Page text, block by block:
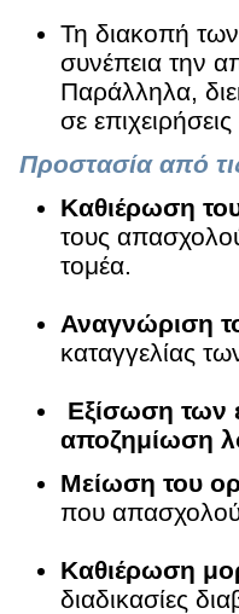
Τη διακοπή
συνέπεια την
Παράλληλα,
σε
Προστασία από
Καθιέρωση
τους
τομέα.
Αναγνώριση
καταγγελίας
Εξίσωση των
αποζημίωση
Μείωση του
που
Καθιέρωση
διαδικασίες